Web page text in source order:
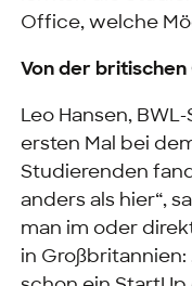
Office, welche
Von der
Leo Hansen,
ersten Mal bei
Studierenden
anders als hier“,
man im oder
in